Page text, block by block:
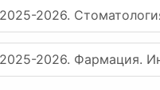
2026.
2026. Фармация.